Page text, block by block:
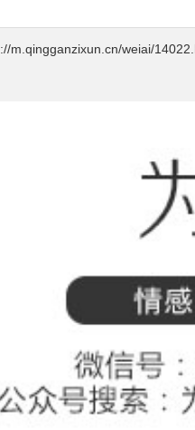
m.qingganzixun.cn/weiai/